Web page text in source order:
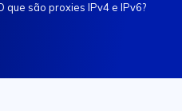
que são proxies IPv4 e IPv6?